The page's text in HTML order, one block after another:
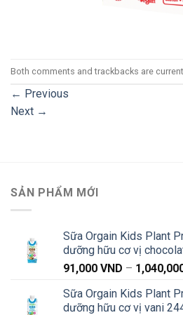
Both comments and trackbacks are
← Previous
Next →
SẢN PHẨM MỚI
Sữa Orgain Kids Plant
dưỡng hữu cơ vị
91,000 VND –
Sữa Orgain Kids Plant
dưỡng hữu cơ vị vani